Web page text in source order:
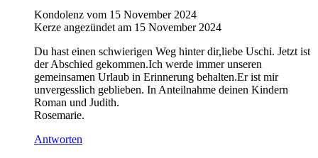
Kondolenz vom 15 November 2024
Kerze angezündet am 15 November 2024
Du hast einen schwierigen Weg hinter dir,liebe Uschi. Jetzt ist
der Abschied gekommen.Ich werde immer unseren
gemeinsamen Urlaub in Erinnerung behalten.Er ist mir
unvergesslich geblieben. In Anteilnahme deinen Kindern
Roman und Judith.
Rosemarie.
Antworten